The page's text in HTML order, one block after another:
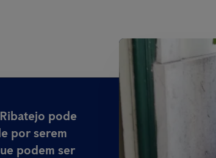
pode
por serem
podem ser